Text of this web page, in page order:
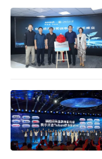
引擎，搭载AI视觉
-自动录制跨
完整重写用例；
-批量执行完
机型适配、程序
-全量测试数